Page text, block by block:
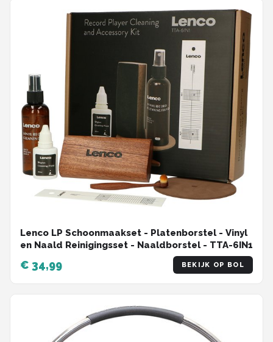
Lenco LP Schoonmaakset - Platenborstel - Vinyl
en Naald Reinigingsset - Naaldborstel - TTA-6IN1
€ 34,99 BEKIJK OP BOL